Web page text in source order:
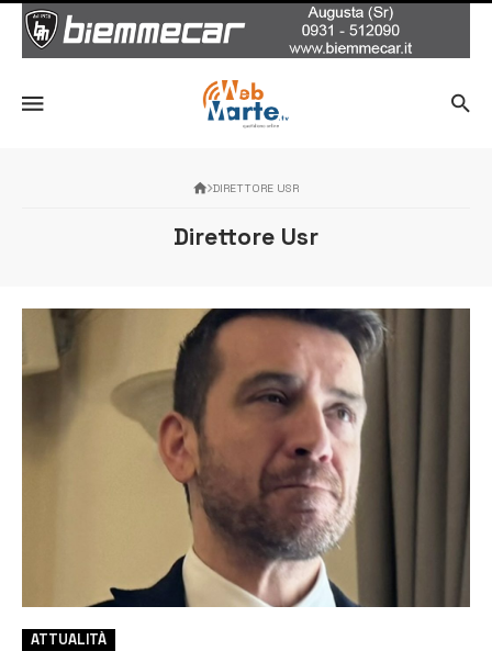
DIRETTORE USR
Direttore Usr
ATTUALITÀ